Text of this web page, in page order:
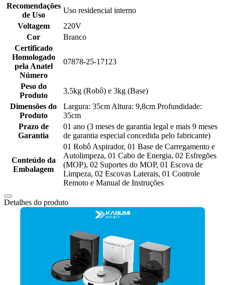
Recomendações
de Uso
Uso residencial interno
Voltagem
220V
Cor
Branco
Certificado
Homologado
pela Anatel
Número
07878-25-17123
Peso do
Produto
3,5kg (Robô) e 3kg (Base)
Dimensões do
Produto
Largura: 35cm Altura: 9,8cm Profundidade:
35cm
Prazo de
Garantia
01 ano (3 meses de garantia legal e mais 9 meses
de garantia especial concedida pelo fabricante)
Conteúdo da
Embalagem
01 Robô Aspirador, 01 Base de Carregamento e
Autolimpeza, 01 Cabo de Energia, 02 Esfregões
(MOP), 02 Suportes do MOP, 01 Escova de
Limpeza, 02 Escovas Laterais, 01 Controle
Remoto e Manual de Instruções
Detalhes do produto